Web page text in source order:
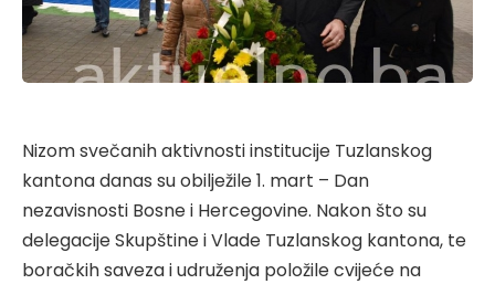
Nizom svečanih aktivnosti institucije Tuzlanskog
kantona danas su obilježile 1. mart – Dan
nezavisnosti Bosne i Hercegovine. Nakon što su
delegacije Skupštine i Vlade Tuzlanskog kantona, te
boračkih saveza i udruženja položile cvijeće na